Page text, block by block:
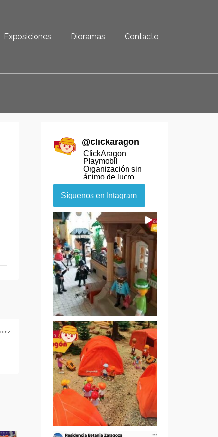
Exposiciones Dioramas Contacto
@clickaragon
ClickAragon
Playmobil
Organización sin
ánimo de lucro
Síguenos en Intagram